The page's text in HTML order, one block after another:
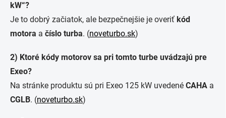
kW“?
Je to dobrý začiatok, ale bezpečnejšie je overiť kód
motora a číslo turba. (noveturbo.sk)
2) Ktoré kódy motorov sa pri tomto turbe uvádzajú pre
Exeo?
Na stránke produktu sú pri Exeo 125 kW uvedené CAHA a
CGLB. (noveturbo.sk)